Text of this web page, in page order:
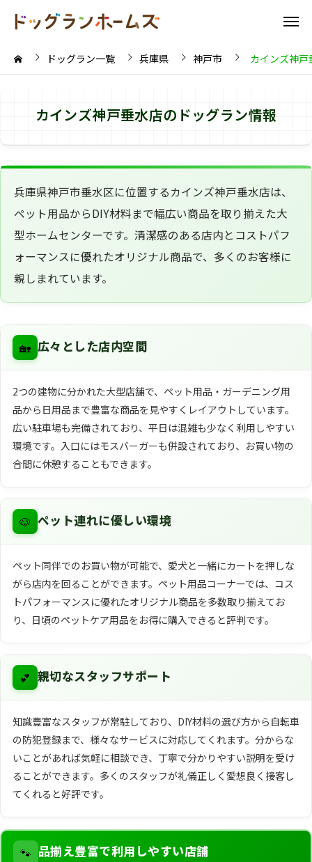
ドッグラン一覧 兵庫県 神戸市 カインズ神戸
カインズ神戸垂水店のドッグラン情報
兵庫県神戸市垂水区に位置するカインズ神戸垂水店は、
ペット用品からDIY材料まで幅広い商品を取り揃えた大
型ホームセンターです。清潔感のある店内とコストパフ
ォーマンスに優れたオリジナル商品で、多くのお客様に
親しまれています。
🏡 広々とした店内空間
2つの建物に分かれた大型店舗で、ペット用品・ガーデニング用
品から日用品まで豊富な商品を見やすくレイアウトしています。
広い駐車場も完備されており、平日は混雑も少なく利用しやすい
環境です。入口にはモスバーガーも併設されており、お買い物の
合間に休憩することもできます。
🐶 ペット連れに優しい環境
ペット同伴でのお買い物が可能で、愛犬と一緒にカートを押しな
がら店内を回ることができます。ペット用品コーナーでは、コス
トパフォーマンスに優れたオリジナル商品を多数取り揃えてお
り、日頃のペットケア用品をお得に購入できると評判です。
💕 親切なスタッフサポート
知識豊富なスタッフが常駐しており、DIY材料の選び方から自転車
の防犯登録まで、様々なサービスに対応してくれます。分からな
いことがあれば気軽に相談でき、丁寧で分かりやすい説明を受け
ることができます。多くのスタッフが礼儀正しく愛想良く接客し
てくれると好評です。
🐾 品揃え豊富で利用しやすい店舗